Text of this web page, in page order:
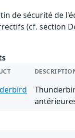
de sécurité de
(cf. section